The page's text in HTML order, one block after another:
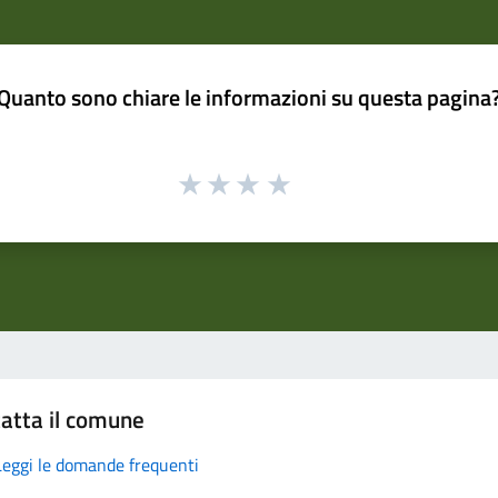
sono chiare le informazioni su questa
il comune
le domande frequenti